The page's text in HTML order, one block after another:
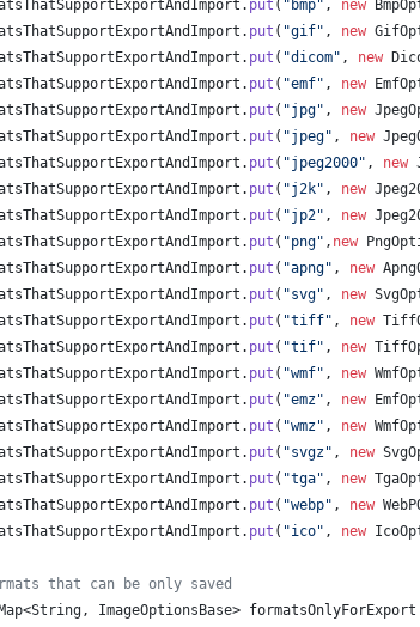
. put ( "bmp" , new
. put ( "gif" , new
. put ( "dicom" , new
. put ( "emf" , new
. put ( "jpg" , new
. put ( "jpeg" , new
. put ( "jpeg2000" , new
. put ( "j2k" , new
. put ( "jp2" , new
. put ( "png" , new
. put ( "apng" , new
. put ( "svg" , new
. put ( "tiff" , new
. put ( "tif" , new
. put ( "wmf" , new
. put ( "emz" , new
. put ( "wmz" , new
. put ( "svgz" , new
. put ( "tga" , new
. put ( "webp" , new
. put ( "ico" , new
that can be only saved
<String, ImageOptionsBase> formatsOnlyForExport